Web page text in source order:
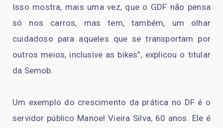
Isso mostra, mais uma vez, que o GDF não pensa
só nos carros, mas tem, também, um olhar
cuidadoso para aqueles que se transportam por
outros meios, inclusive as bikes”, explicou o titular
da Semob.
Um exemplo do crescimento da prática no DF é o
servidor público Manoel Vieira Silva, 60 anos. Ele é